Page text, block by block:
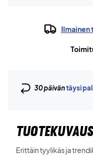
Ilmainen
30 päiväntäysi
TUOTEKUVAUS
Erittäin tyylikäs ja